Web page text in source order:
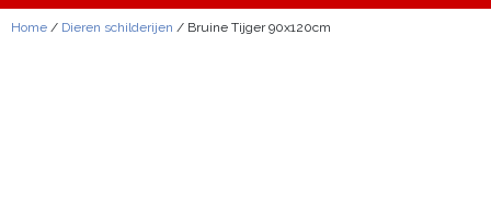
Home / Dieren schilderijen / Bruine Tijger 90x120cm